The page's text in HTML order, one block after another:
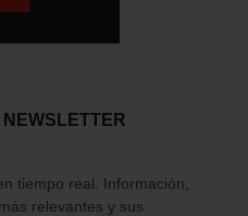
tiempo real. Información,
relevantes y sus